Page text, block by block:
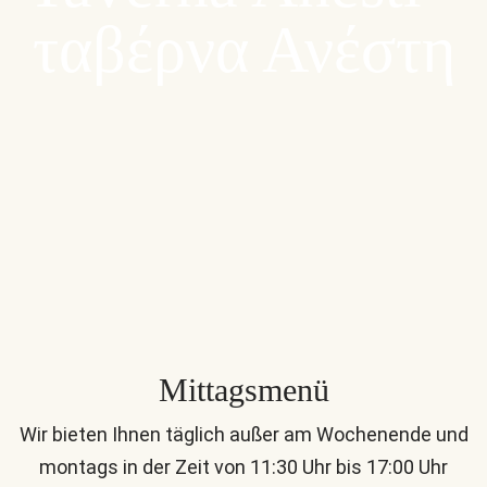
Mittagsmenü
Wir bieten Ihnen täglich außer am Wochenende und
montags in der Zeit von 11:30 Uhr bis 17:00 Uhr